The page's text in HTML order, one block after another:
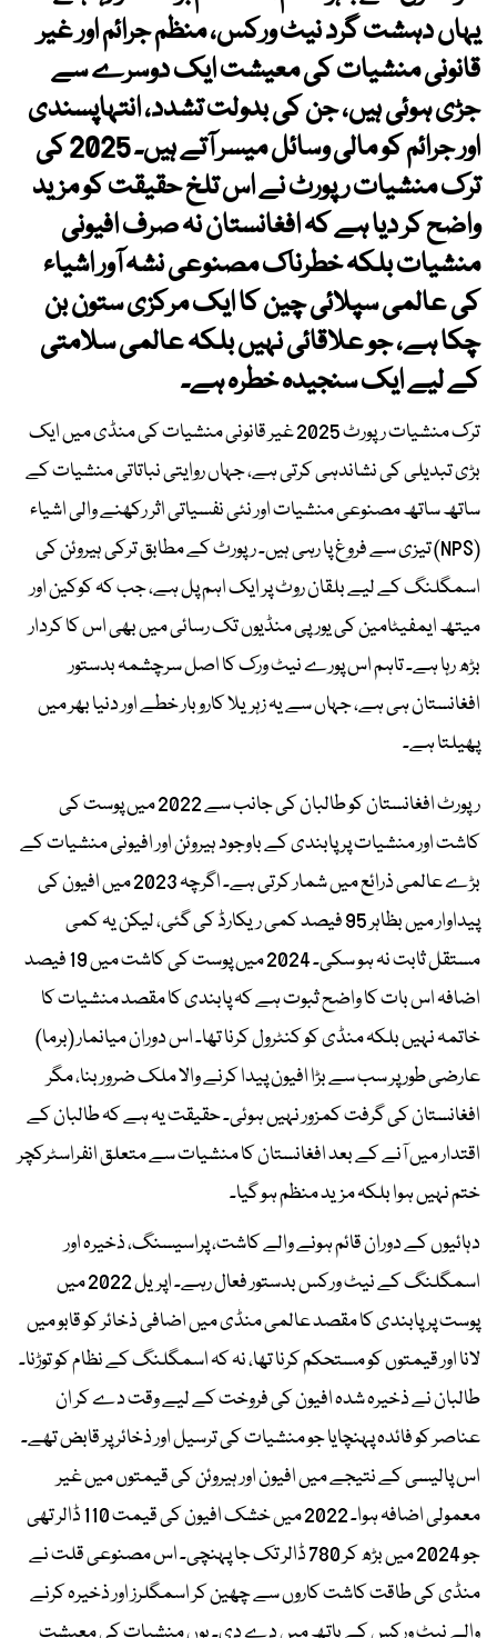
یہاں دہشت گرد نیٹ ورکس، منظم جرائم اور غیر
قانونی منشیات کی معیشت ایک دوسرے سے
جڑی ہوئی ہیں، جن کی بدولت تشدد، انتہاپسندی
اور جرائم کو مالی وسائل میسر آتے ہیں۔ 2025 کی
ترک منشیات رپورٹ نے اس تلخ حقیقت کو مزید
واضح کر دیا ہے کہ افغانستان نہ صرف افیونی
منشیات بلکہ خطرناک مصنوعی نشہ آور اشیاء
کی عالمی سپلائی چین کا ایک مرکزی ستون بن
چکا ہے، جو علاقائی نہیں بلکہ عالمی سلامتی
کے لیے ایک سنجیدہ خطرہ ہے۔
ترک منشیات رپورٹ 2025 غیر قانونی منشیات کی منڈی میں ایک
بڑی تبدیلی کی نشاندہی کرتی ہے، جہاں روایتی نباتاتی منشیات کے
ساتھ ساتھ مصنوعی منشیات اور نئی نفسیاتی اثر رکھنے والی اشیاء
(NPS) تیزی سے فروغ پا رہی ہیں۔ رپورٹ کے مطابق ترکی ہیروئن کی
اسمگلنگ کے لیے بلقان روٹ پر ایک اہم پل ہے، جب کہ کوکین اور
میتھ ایمفیٹامین کی یورپی منڈیوں تک رسائی میں بھی اس کا کردار
بڑھ رہا ہے۔ تاہم اس پورے نیٹ ورک کا اصل سرچشمہ بدستور
افغانستان ہی ہے، جہاں سے یہ زہریلا کاروبار خطے اور دنیا بھر میں
پھیلتا ہے۔
رپورٹ افغانستان کو طالبان کی جانب سے 2022 میں پوست کی
کاشت اور منشیات پر پابندی کے باوجود ہیروئن اور افیونی منشیات کے
بڑے عالمی ذرائع میں شمار کرتی ہے۔ اگرچہ 2023 میں افیون کی
پیداوار میں بظاہر 95 فیصد کمی ریکارڈ کی گئی، لیکن یہ کمی
مستقل ثابت نہ ہو سکی۔ 2024 میں پوست کی کاشت میں 19 فیصد
اضافہ اس بات کا واضح ثبوت ہے کہ پابندی کا مقصد منشیات کا
خاتمہ نہیں بلکہ منڈی کو کنٹرول کرنا تھا۔ اس دوران میانمار (برما)
عارضی طور پر سب سے بڑا افیون پیدا کرنے والا ملک ضرور بنا، مگر
افغانستان کی گرفت کمزور نہیں ہوئی۔ حقیقت یہ ہے کہ طالبان کے
اقتدار میں آنے کے بعد افغانستان کا منشیات سے متعلق انفراسٹرکچر
ختم نہیں ہوا بلکہ مزید منظم ہو گیا۔
دہائیوں کے دوران قائم ہونے والے کاشت، پراسیسنگ، ذخیرہ اور
اسمگلنگ کے نیٹ ورکس بدستور فعال رہے۔ اپریل 2022 میں
پوست پر پابندی کا مقصد عالمی منڈی میں اضافی ذخائر کو قابو میں
لانا اور قیمتوں کو مستحکم کرنا تھا، نہ کہ اسمگلنگ کے نظام کو توڑنا۔
طالبان نے ذخیرہ شدہ افیون کی فروخت کے لیے وقت دے کر ان
عناصر کو فائدہ پہنچایا جو منشیات کی ترسیل اور ذخائر پر قابض تھے۔
اس پالیسی کے نتیجے میں افیون اور ہیروئن کی قیمتوں میں غیر
معمولی اضافہ ہوا۔ 2022 میں خشک افیون کی قیمت 110 ڈالر تھی
جو 2024 میں بڑھ کر 780 ڈالر تک جا پہنچی۔ اس مصنوعی قلت نے
منڈی کی طاقت کاشت کاروں سے چھین کر اسمگلرز اور ذخیرہ کرنے